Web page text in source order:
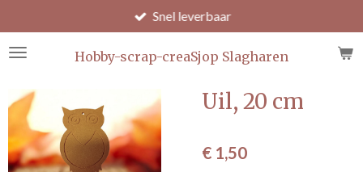
direct
naar
hoofdinhoud
Hobby-scrap-creaSjop Slagharen
Snel leverbaar
Uil, 20 cm
€ 1,50